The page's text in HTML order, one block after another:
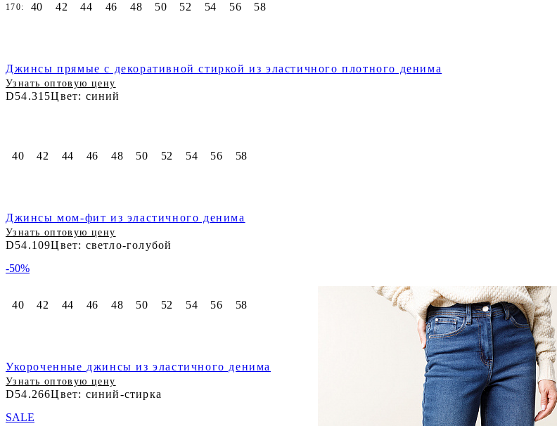
170: 40 42 44 46 48 50 52 54 56 58
Джинсы прямые с декоративной стиркой из эластичного плотного денима
Узнать оптовую цену
D54.315Цвет: синий
40 42 44 46 48 50 52 54 56 58
Джинсы мом-фит из эластичного денима
Узнать оптовую цену
D54.109Цвет: светло-голубой
40 42 44 46 48 50 52 54 56 58
Укороченные джинсы из эластичного денима
Узнать оптовую цену
D54.266Цвет: синий-стирка
-50%
SALE